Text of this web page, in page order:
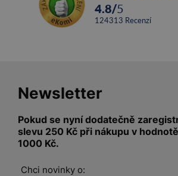
4.8/5
124313 recenzí
Newsletter
Pokud se nyní dodatečně
slevu 250 Kč při nákupu v
1000 Kč.
Chci novinky o: